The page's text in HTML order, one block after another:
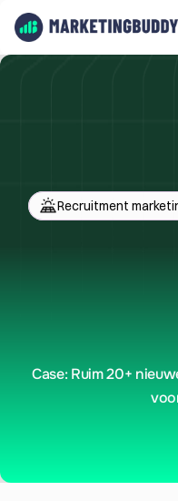
Recruitment
Case: Ruim 20+